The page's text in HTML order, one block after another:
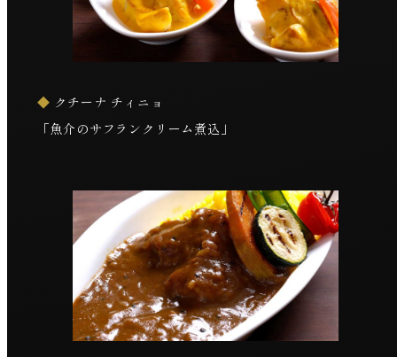
◆ クチーナ チィニョ
「魚介のサフランクリーム煮込」